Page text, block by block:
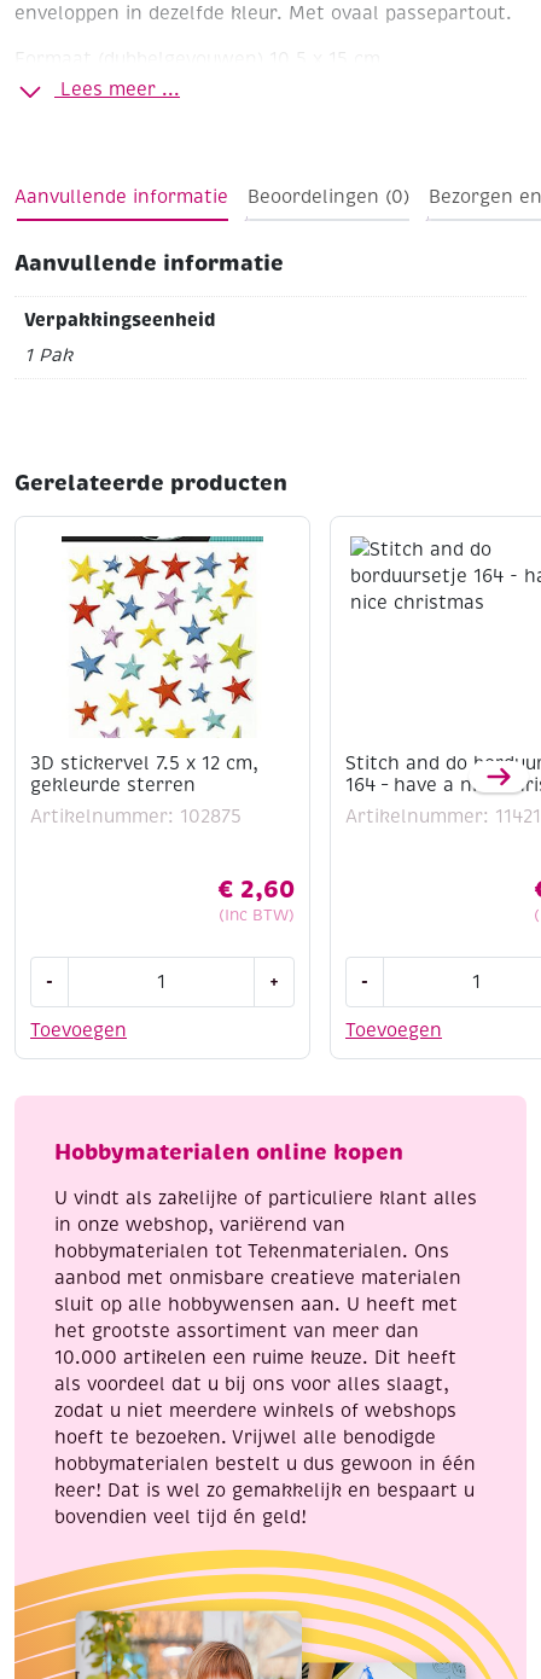
enveloppen in dezelfde kleur. Met ovaal passepartout.
Formaat (dubbelgevouwen) 10,5 x 15 cm
Lees meer ...
Aanvullende informatie Beoordelingen (0) Bezorgen
Aanvullende informatie
Verpakkingseenheid
1 Pak
Gerelateerde producten
3D stickervel 7.5 x 12 cm,
gekleurde sterren
Artikelnummer: 102875
€ 2,60
(Inc BTW)
Toevoegen
-
7.5
cm,
sterren
+
Stitch and do
164 – have a nice
Artikelnummer:
Toevoegen
-
do
-
a
christmas
Hobbymaterialen online kopen
U vindt als zakelijke of particuliere klant alles
in onze webshop, variërend van
hobbymaterialen tot Tekenmaterialen. Ons
aanbod met onmisbare creatieve materialen
sluit op alle hobbywensen aan. U heeft met
het grootste assortiment van meer dan
10.000 artikelen een ruime keuze. Dit heeft
als voordeel dat u bij ons voor alles slaagt,
zodat u niet meerdere winkels of webshops
hoeft te bezoeken. Vrijwel alle benodigde
hobbymaterialen bestelt u dus gewoon in één
keer! Dat is wel zo gemakkelijk en bespaart u
bovendien veel tijd én geld!